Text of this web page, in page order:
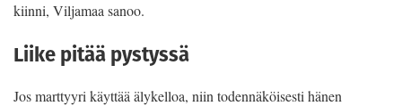
kiinni, Viljamaa sanoo.
Liike pitää pystyssä
Jos marttyyri käyttää älykelloa, niin todennäköisesti hänen